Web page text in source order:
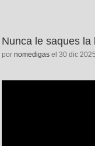
Nunca le saques la
por nomedigas el 30 dic